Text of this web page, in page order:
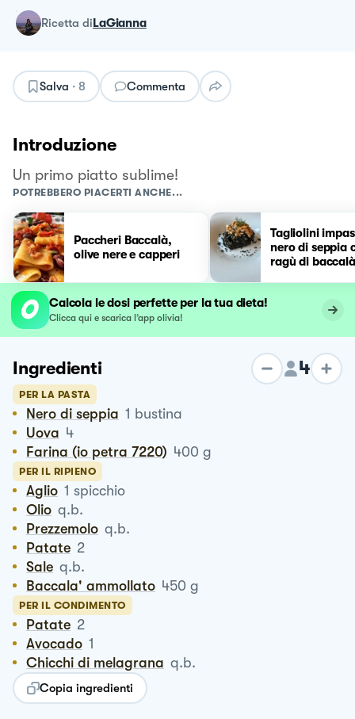
ricetta diLaGianna
Salva · 8 Commenta
Introduzione
Un primo piatto sublime!
POTREBBERO PIACERTI ANCHE...
Paccheri Baccalà,
olive nere e capperi
Tagliolini
nero di seppia
ragù di baccalà
Calcola le dosi perfette per la tua dieta!
Clicca qui e scarica l’app olivia!
Ingredienti 4
PER LA PASTA
Nero di seppia 1 bustina
Uova 4
Farina (io petra 7220) 400 g
PER IL RIPIENO
Aglio 1 spicchio
Olio q.b.
Prezzemolo q.b.
Patate 2
Sale q.b.
Baccala' ammollato 450 g
PER IL CONDIMENTO
Patate 2
Avocado 1
Chicchi di melagrana q.b.
Copia ingredienti